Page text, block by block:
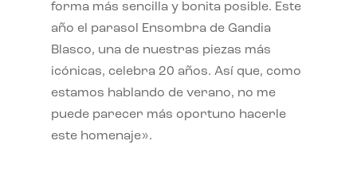
forma más sencilla y bonita posible. Este
año el parasol Ensombra de Gandia
Blasco, una de nuestras piezas más
icónicas, celebra 20 años. Así que, como
estamos hablando de verano, no me
puede parecer más oportuno hacerle
este homenaje».